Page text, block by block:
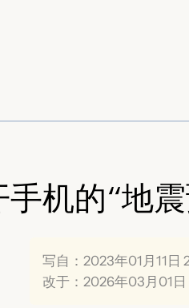
机的“地
写自：2023年01月11日
改于：2026年03月01日